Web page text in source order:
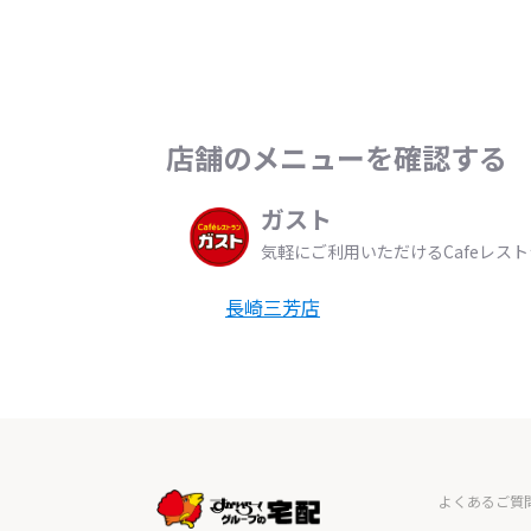
店舗のメニューを確認する
ガスト
気軽にご利用いただけるCafeレス
長崎三芳店
よくあるご質